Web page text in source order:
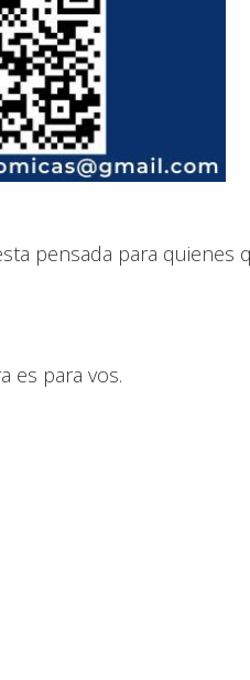
pensada para quienes
es para vos.